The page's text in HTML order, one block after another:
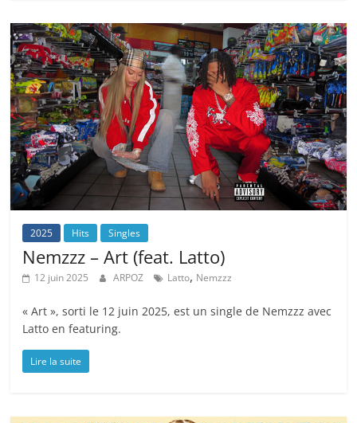
2025 Hits Singles
Nemzzz – Art (feat. Latto)
12 juin 2025 ARPOZ Latto, Nemzzz
« Art », sorti le 12 juin 2025, est un single de Nemzzz avec
Latto en featuring.
Lire la suite